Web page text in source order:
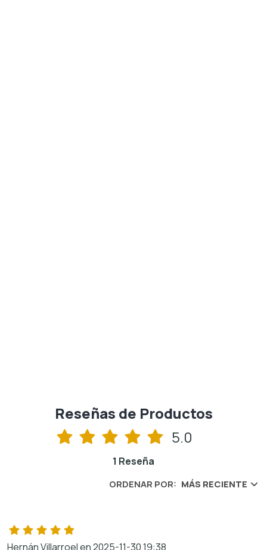
Reseñas de Productos
5.0
1 Reseña
ORDENAR POR: MÁS RECIENTE
Hernán Villarroel en 2025-11-30 19:38